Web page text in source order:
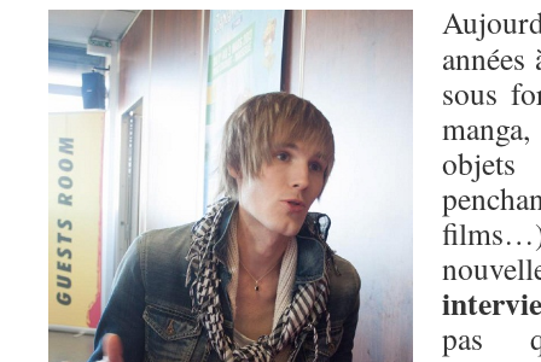
sous
pas